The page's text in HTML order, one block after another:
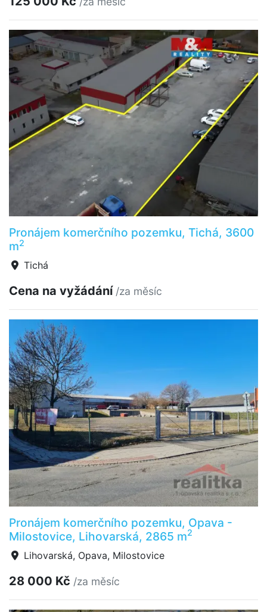
Pronájem komerčního pozemku, Tichá, 3600
m2
Tichá
Cena na vyžádání /za měsíc
Pronájem komerčního pozemku, Opava -
Milostovice, Lihovarská, 2865 m2
Lihovarská, Opava, Milostovice
28 000 Kč /za měsíc